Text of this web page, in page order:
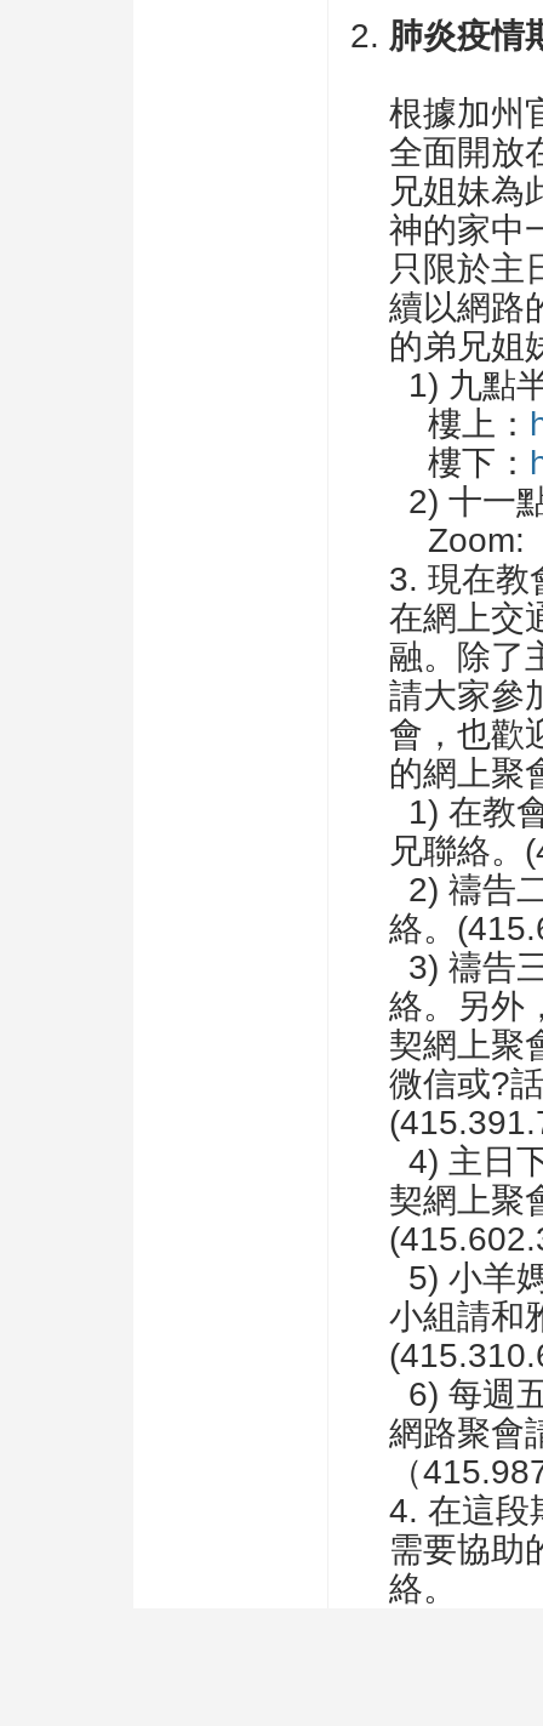
肺炎疫情
根據加州
全面開放
兄姐妹為
神的家中
只限於主
續以網路
的弟兄姐
1) 九點
樓上：
樓下：
2) 十一
Zoom:
3. 現在教
在網上交
融。除了
請大家參
會，也歡
的網上聚
1) 在教
兄聯絡。
2) 禱告
絡。
3) 禱告
絡。另外
契網上聚
微信或?
4) 主日
契網上聚
5) 小羊
小組請和
6) 每週
網路聚會
（
4. 在這段
需要協助
絡。